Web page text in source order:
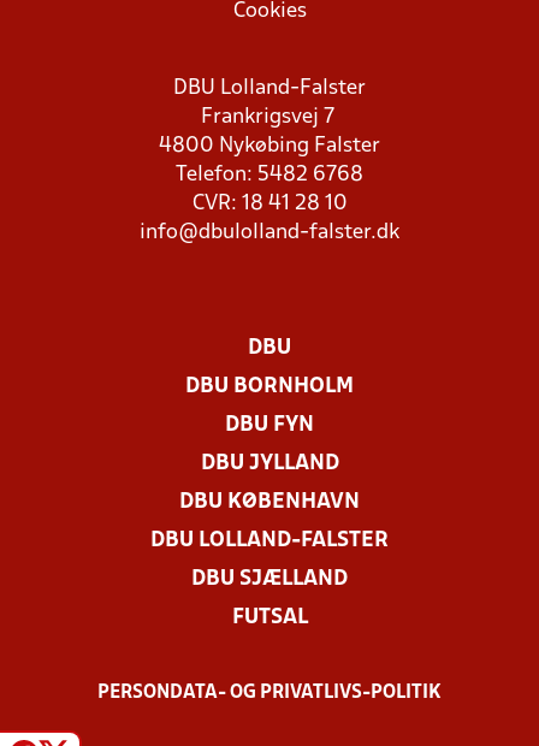
Cookies
DBU Lolland-Falster
Frankrigsvej 7
4800 Nykøbing Falster
Telefon: 5482 6768
CVR: 18 41 28 10
info@dbulolland-falster.dk
DBU
DBU BORNHOLM
DBU FYN
DBU JYLLAND
DBU KØBENHAVN
DBU LOLLAND-FALSTER
DBU SJÆLLAND
FUTSAL
PERSONDATA- OG PRIVATLIVS-POLITIK